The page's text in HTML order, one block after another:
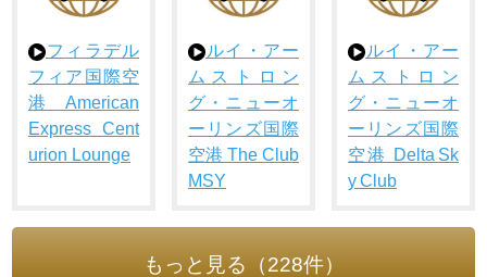
フィラデル
フィア国際空
港 American
Express Cent
urion Lounge
ルイ・アー
ムストロン
グ・ニューオ
ーリンズ国際
空港 The Club
MSY
ルイ・アー
ムストロン
グ・ニューオ
ーリンズ国際
空港 Delta Sk
y Club
もっと見る（228件）